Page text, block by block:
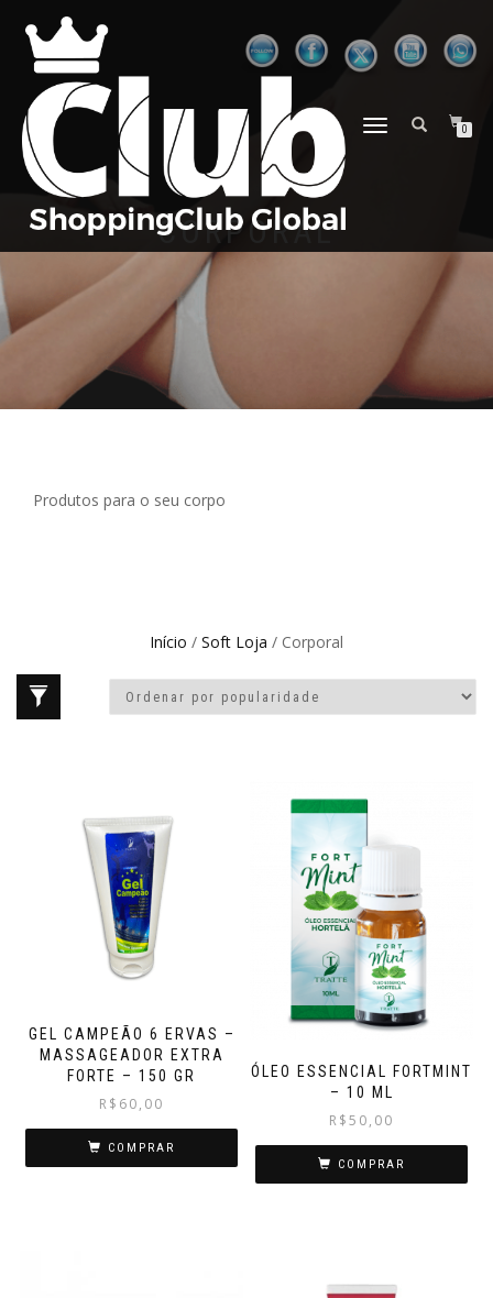
ALTERNAR
0
CORPORAL
Produtos para o seu corpo
Início / Soft Loja / Corporal
GEL CAMPEÃO 6 ERVAS –
MASSAGEADOR EXTRA
FORTE – 150 GR
R$ 60,00
COMPRAR
ÓLEO ESSENCIAL FORTMINT
– 10 ML
R$50,00
COMPRAR